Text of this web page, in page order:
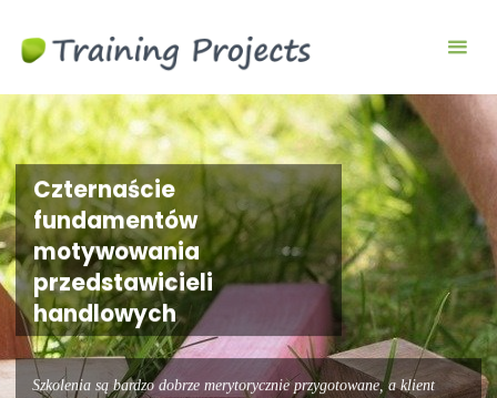
integracyjne,
team
building
Czternaście
fundamentów
motywowania
przedstawicieli
handlowych
Szkolenia są bardzo dobrze merytorycznie przygotowane, a klient